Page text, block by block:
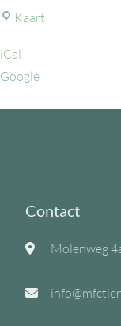
Kaart
iCal
Google
Contact
Molenweg